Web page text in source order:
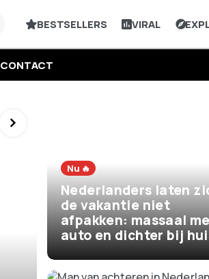
BESTSELLERS VIRAL
CONTACT
Nu 🔥
Nederlanders laten
de vakantie niet
afpakken: massaal
auto en dichter bij